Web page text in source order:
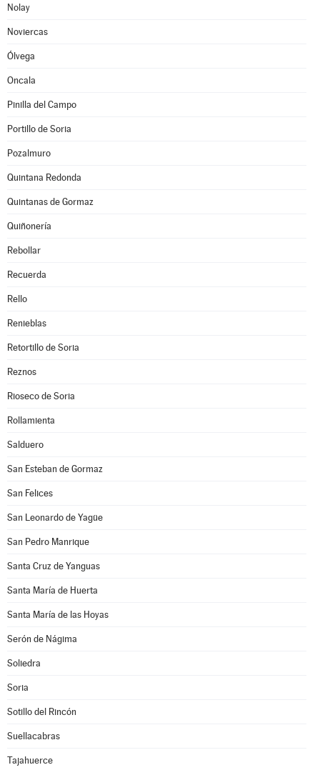
Nolay
Noviercas
Ólvega
Oncala
Pinilla del Campo
Portillo de Soria
Pozalmuro
Quintana Redonda
Quintanas de Gormaz
Quiñonería
Rebollar
Recuerda
Rello
Renieblas
Retortillo de Soria
Reznos
Rioseco de Soria
Rollamienta
Salduero
San Esteban de Gormaz
San Felices
San Leonardo de Yagüe
San Pedro Manrique
Santa Cruz de Yanguas
Santa María de Huerta
Santa María de las Hoyas
Serón de Nágima
Soliedra
Soria
Sotillo del Rincón
Suellacabras
Tajahuerce